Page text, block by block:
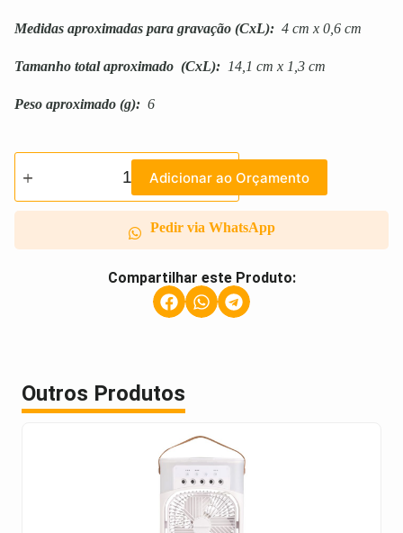
Medidas aproximadas para gravação (CxL): 4 cm x 0,6 cm
Tamanho total aproximado (CxL): 14,1 cm x 1,3 cm
Peso aproximado (g): 6
Adicionar ao Orçamento
Pedir via WhatsApp
Compartilhar este Produto:
Outros Produtos